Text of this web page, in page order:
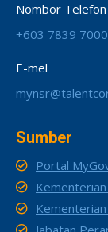
Nombor Telefon
+603 7839 7000
E-mel
Sumber
Portal